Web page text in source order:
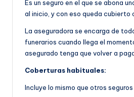
Es un seguro en el que se abona
al inicio, y con eso queda cubierto
La aseguradora se encarga de
funerarios cuando llega el
asegurado tenga que volver a
Coberturas habituales:
Incluye lo mismo que otros